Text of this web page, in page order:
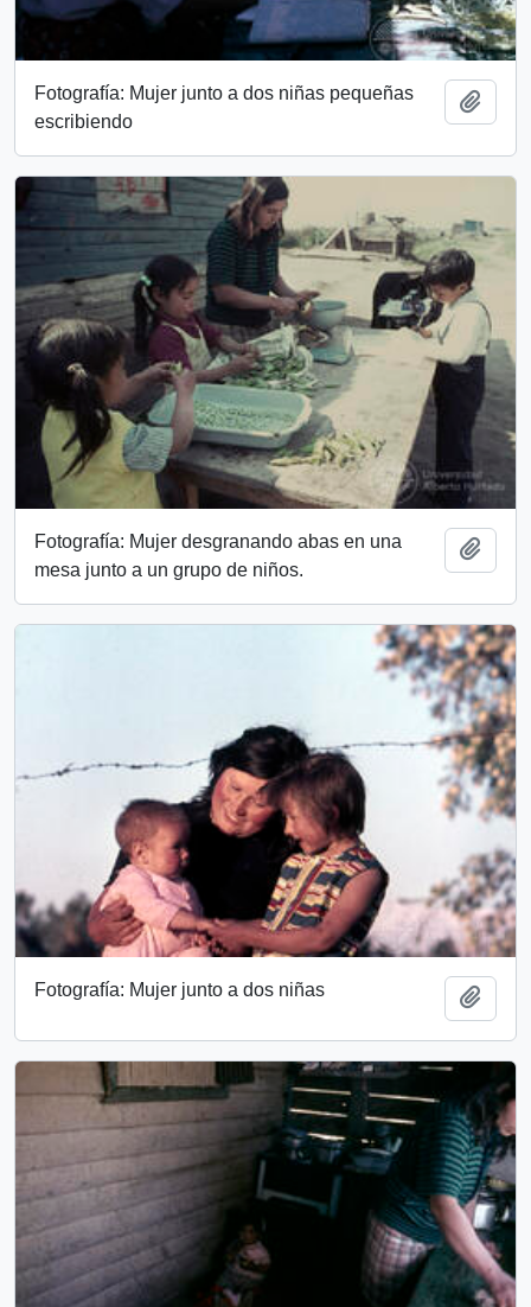
Fotografía: Mujer junto a dos niñas pequeñas
escribiendo
Fotografía: Mujer desgranando abas en una
mesa junto a un grupo de niños.
Fotografía: Mujer junto a dos niñas